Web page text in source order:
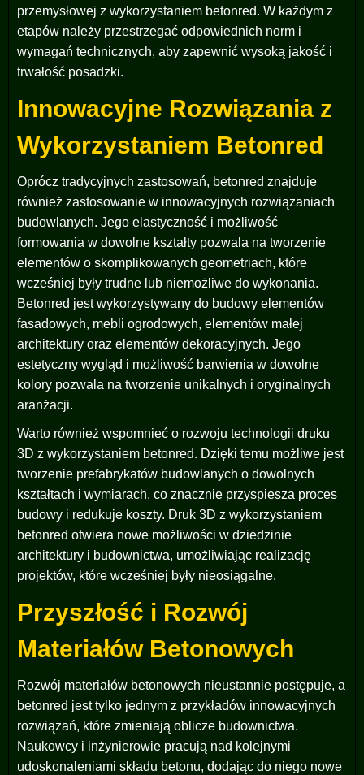
przemysłowej z wykorzystaniem betonred. W każdym z
etapów należy przestrzegać odpowiednich norm i
wymagań technicznych, aby zapewnić wysoką jakość i
trwałość posadzki.
Innowacyjne Rozwiązania z
Wykorzystaniem Betonred
Oprócz tradycyjnych zastosowań, betonred znajduje
również zastosowanie w innowacyjnych rozwiązaniach
budowlanych. Jego elastyczność i możliwość
formowania w dowolne kształty pozwala na tworzenie
elementów o skomplikowanych geometriach, które
wcześniej były trudne lub niemożliwe do wykonania.
Betonred jest wykorzystywany do budowy elementów
fasadowych, mebli ogrodowych, elementów małej
architektury oraz elementów dekoracyjnych. Jego
estetyczny wygląd i możliwość barwienia w dowolne
kolory pozwala na tworzenie unikalnych i oryginalnych
aranżacji.
Warto również wspomnieć o rozwoju technologii druku
3D z wykorzystaniem betonred. Dzięki temu możliwe jest
tworzenie prefabrykatów budowlanych o dowolnych
kształtach i wymiarach, co znacznie przyspiesza proces
budowy i redukuje koszty. Druk 3D z wykorzystaniem
betonred otwiera nowe możliwości w dziedzinie
architektury i budownictwa, umożliwiając realizację
projektów, które wcześniej były nieosiągalne.
Przyszłość i Rozwój
Materiałów Betonowych
Rozwój materiałów betonowych nieustannie postępuje, a
betonred jest tylko jednym z przykładów innowacyjnych
rozwiązań, które zmieniają oblicze budownictwa.
Naukowcy i inżynierowie pracują nad kolejnymi
udoskonaleniami składu betonu, dodając do niego nowe